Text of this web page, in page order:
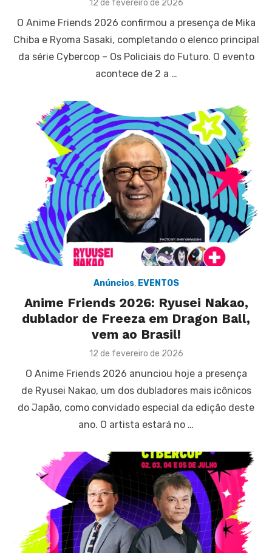
12 de fevereiro de 2026
O Anime Friends 2026 confirmou a presença de Mika
Chiba e Ryoma Sasaki, completando o elenco principal
da série Cybercop – Os Policiais do Futuro. O evento
acontece de 2 a …
Anúncios, EVENTOS
Anime Friends 2026: Ryusei Nakao,
dublador de Freeza em Dragon Ball,
vem ao Brasil!
Posted
12 de fevereiro de 2026
O Anime Friends 2026 anunciou hoje a presença
de Ryusei Nakao, um dos dubladores mais icônicos
do Japão, como convidado especial da edição deste
ano. O artista estará no …